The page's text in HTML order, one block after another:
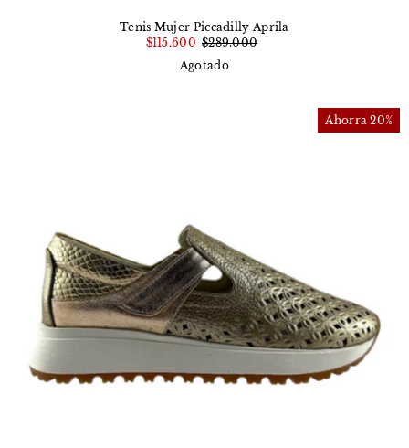
Tenis Mujer Piccadilly Aprila
$115.600 $289.000
Agotado
Ahorra 20%